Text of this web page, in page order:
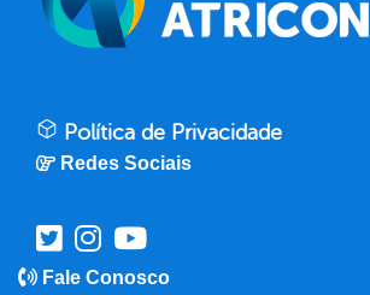
Política de Privacidade
Redes Sociais
Fale Conosco